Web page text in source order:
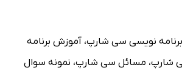
نویسی سی شارپ، آموزش برنامه
شارپ، مسائل سی شارپ، نمونه سوال